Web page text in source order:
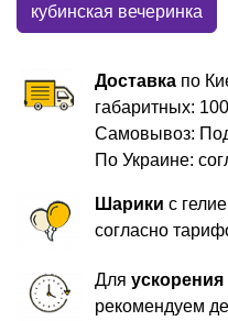
кубинская вечеринка
Доставка по
габаритных:
Самовывоз:
По Украине:
Шарики с
согласно
Дляускорения
рекомендуем